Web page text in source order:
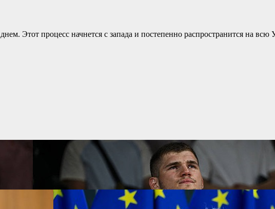
Этот процесс начнется с запада и постепенно распространится на всю